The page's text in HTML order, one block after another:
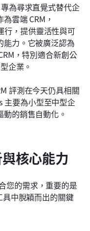
專為尋求直覺式替代企
雲端 CRM，
行，提供靈活性與可
能力。它被廣泛認為
，特別適合新創公
企業。
評測在今天仍具相關
主要為小型至中型企
的銷售自動化。
核心能力
您的需求，重要的是
具中脫穎而出的關鍵